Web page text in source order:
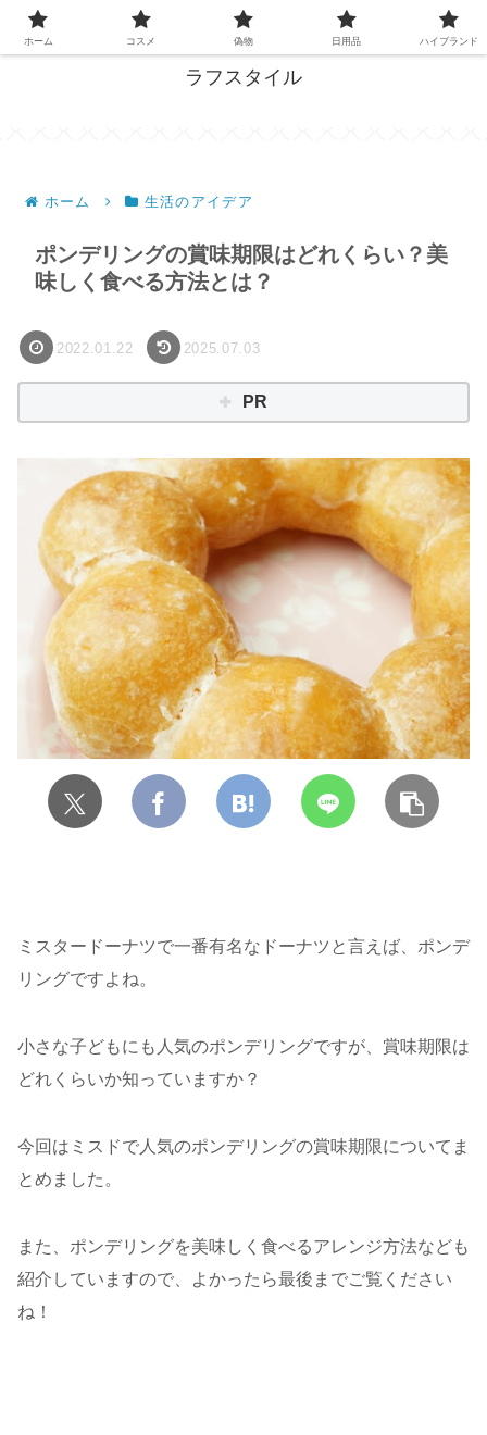
失敗しない買い物、ここで解決！
ラフスタイル
ホーム 生活のアイデア
ポンデリングの賞味期限はどれくらい？美
味しく食べる方法とは？
2022.01.22 2025.07.03
PR
ミスタードーナツで一番有名なドーナツと言えば、ポンデ
リングですよね。
小さな子どもにも人気のポンデリングですが、賞味期限は
どれくらいか知っていますか？
今回はミスドで人気のポンデリングの賞味期限についてま
とめました。
また、ポンデリングを美味しく食べるアレンジ方法なども
紹介していますので、よかったら最後までご覧ください
ね！
ホーム コスメ 偽物 日用品 ハイブランド